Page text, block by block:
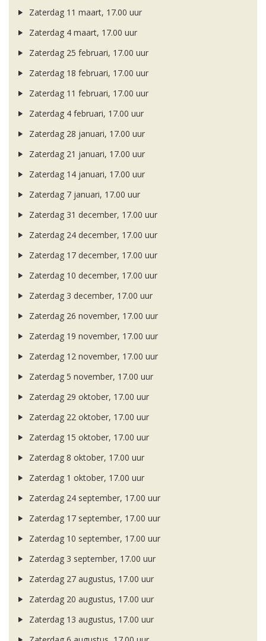
Zaterdag 11 maart, 17.00 uur
Zaterdag 4 maart, 17.00 uur
Zaterdag 25 februari, 17.00 uur
Zaterdag 18 februari, 17.00 uur
Zaterdag 11 februari, 17.00 uur
Zaterdag 4 februari, 17.00 uur
Zaterdag 28 januari, 17.00 uur
Zaterdag 21 januari, 17.00 uur
Zaterdag 14 januari, 17.00 uur
Zaterdag 7 januari, 17.00 uur
Zaterdag 31 december, 17.00 uur
Zaterdag 24 december, 17.00 uur
Zaterdag 17 december, 17.00 uur
Zaterdag 10 december, 17.00 uur
Zaterdag 3 december, 17.00 uur
Zaterdag 26 november, 17.00 uur
Zaterdag 19 november, 17.00 uur
Zaterdag 12 november, 17.00 uur
Zaterdag 5 november, 17.00 uur
Zaterdag 29 oktober, 17.00 uur
Zaterdag 22 oktober, 17.00 uur
Zaterdag 15 oktober, 17.00 uur
Zaterdag 8 oktober, 17.00 uur
Zaterdag 1 oktober, 17.00 uur
Zaterdag 24 september, 17.00 uur
Zaterdag 17 september, 17.00 uur
Zaterdag 10 september, 17.00 uur
Zaterdag 3 september, 17.00 uur
Zaterdag 27 augustus, 17.00 uur
Zaterdag 20 augustus, 17.00 uur
Zaterdag 13 augustus, 17.00 uur